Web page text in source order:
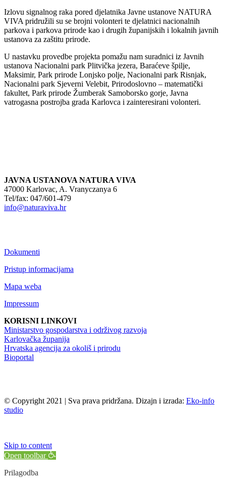
Izlovu signalnog raka pored djelatnika Javne ustanove NATURA
VIVA pridružili su se brojni volonteri te djelatnici nacionalnih
parkova i parkova prirode kao i drugih županijskih i lokalnih javnih
ustanova za zaštitu prirode.
U nastavku provedbe projekta pomažu nam suradnici iz Javnih
ustanova Nacionalni park Plitvička jezera, Baraćeve špilje,
Maksimir, Park prirode Lonjsko polje, Nacionalni park Risnjak,
Nacionalni park Sjeverni Velebit, Prirodoslovno – matematički
fakultet, Park prirode Žumberak Samoborsko gorje, Javna
vatrogasna postrojba grada Karlovca i zainteresirani volonteri.
JAVNA USTANOVA NATURA VIVA
47000 Karlovac, A. Vranyczanya 6
Tel/fax: 047/601-479
info@naturaviva.hr
Dokumenti
Pristup informacijama
Mapa weba
Impressum
KORISNI LINKOVI
Ministarstvo gospodarstva i održivog razvoja
Karlovačka županija
Hrvatska agencija za okoliš i prirodu
Bioportal
© Copyright 2021 | Sva prava pridržana. Dizajn i izrada: Eko-info
studio
Skip to content
Open toolbar
Prilagodba